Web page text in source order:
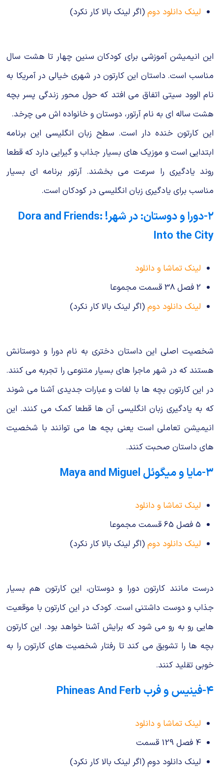
لینک دانلود دوم (اگر لینک بالا کار نکرد)
این انیمیشن آموزشی برای کودکان سنین چهار تا هشت سال
مناسب است. داستان این کارتون در شهری خیالی در آمریکا به
نام الوود سیتی اتفاق می افتد که حول محور زندگی پسر بچه
هشت ساله ای به نام آرتور، دوستان و خانواده اش می چرخد.
این کارتون خنده دار است. سطح زبان انگلیسی این برنامه
ابتدایی است و موزیک های بسیار جذاب و گیرایی دارد که قطعا
روند یادگیری را سرعت می بخشند. آرتور برنامه ای بسیار
مناسب برای یادگیری زبان انگلیسی در کودکان است.
۲-دورا و دوستان: در شهر! Dora and Friends:
Into the City
لینک تماشا و دانلود
2 فصل 38 قسمت مجموعا
لینک دانلود دوم (اگر لینک بالا کار نکرد)
شخصیت اصلی این داستان دختری به نام دورا و دوستانش
هستند که در شهر ماجرا های بسیار متنوعی را تجربه می کنند.
در این کارتون بچه ها با لغات و عبارات جدیدی آشنا می شوند
که به یادگیری زبان انگلیسی آن ها قطعا کمک می کنند. این
انیمیشن تعاملی است یعنی بچه ها می توانند با شخصیت
های داستان صحبت کنند.
۳-مایا و میگوئل Maya and Miguel
لینک تماشا و دانلود
5 فصل 65 قسمت مجموعا
لینک دانلود دوم (اگر لینک بالا کار نکرد)
درست مانند کارتون دورا و دوستان، این کارتون هم بسیار
جذاب و دوست داشتنی است. کودک در این کارتون با موقعیت
هایی رو به رو می شود که برایش آشنا خواهد بود. این کارتون
بچه ها را تشویق می کند تا رفتار شخصیت های کارتون را به
خوبی تقلید کنند.
۴-فینیس و فرب Phineas And Ferb
لینک تماشا و دانلود
4 فصل 129 قسمت
لینک دانلود دوم (اگر لینک بالا کار نکرد)